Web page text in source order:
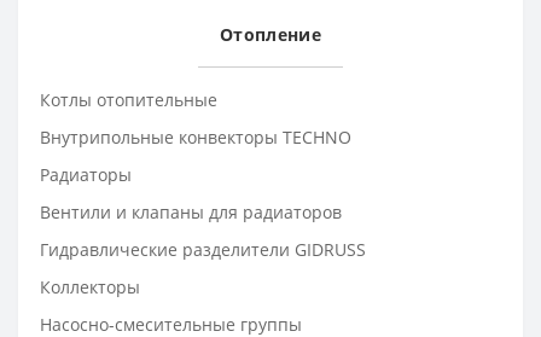
Отопление
Котлы отопительные
Внутрипольные конвекторы TECHNO
Радиаторы
Вентили и клапаны для радиаторов
Гидравлические разделители GIDRUSS
Коллекторы
Насосно-смесительные группы